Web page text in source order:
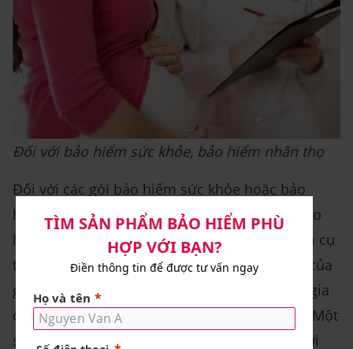
Đối với bảo hiểm sức khỏe, bảo hiểm nhân thọ
Đối với các gói bảo hiểm sức khỏe hoặc bảo
hiểm nhân thọ, danh mục khám thai được bảo
hiểm chi trả sẽ phụ thuộc vào từng sản phẩm cụ
thể. Bạn nên đọc kỹ điều khoản và điều kiện của
gói bảo hiểm mà bạn đã hoặc dự định tham gia
để biết rõ các quyền lợi và nghĩa vụ của bạn. Một
số gói bảo hiểm có thể bao gồm các quyền lợi